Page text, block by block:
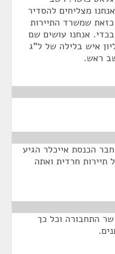
מצליחים להסדיר
שמשרד התיירות
אנחנו עושים שם
איש בלילה של ל"ג
ראש.
הכנסת אייכלר הגיע
חרדית ואתה
התחבורה וכל כך